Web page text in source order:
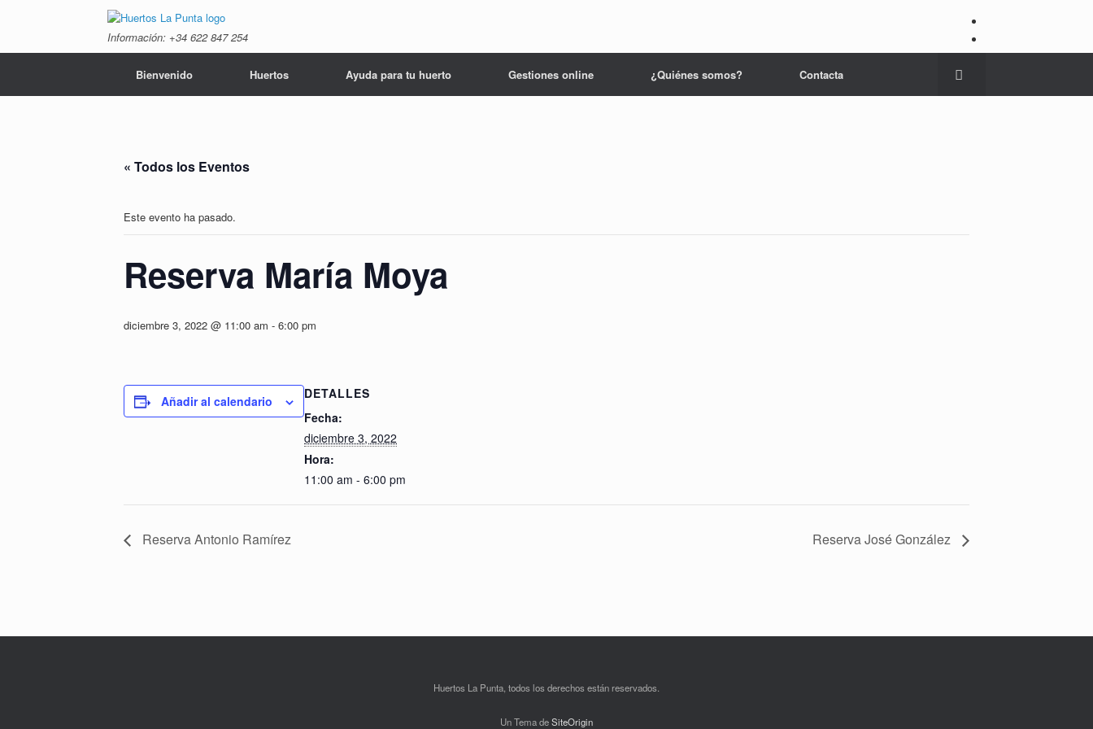
Información: +34 ‭622 847 254‬
Bienvenido Huertos Ayuda para tu huerto Gestiones online ¿Quiénes somos? Contacta
« Todos los Eventos
Este evento ha pasado.
Reserva María Moya
diciembre 3, 2022 @ 11:00 am - 6:00 pm
Añadir al calendario
DETALLES
Fecha:
diciembre 3, 2022
Hora:
11:00 am - 6:00 pm
Reserva Antonio Ramírez Reserva José González
Huertos La Punta, todos los derechos están reservados.
Un Tema deSiteOrigin